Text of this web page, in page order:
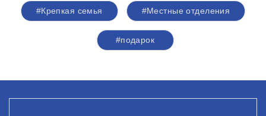
#Крепкая семья #Местные отделения
#подарок